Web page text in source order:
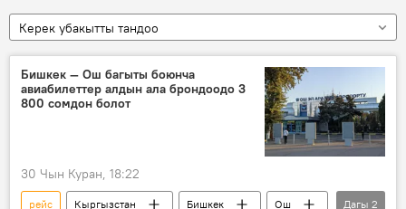
Керек убакытты тандоо
Бишкек — Ош багыты боюнча
авиабилеттер алдын ала брондоодо 3
800 сомдон болот
30 Чын Куран, 18:22
рейс Кыргызстан Бишкек
Ош
Дагы 2